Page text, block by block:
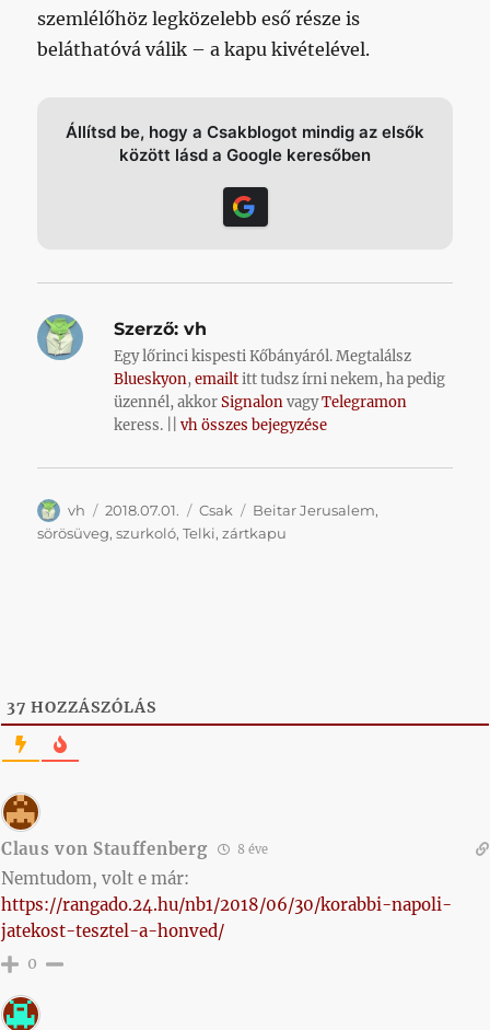
szemlélőhöz legközelebb eső része is
beláthatóvá válik – a kapu kivételével.
Állítsd be, hogy a Csakblogot mindig az elsők
között lásd a Google keresőben
Szerző: vh
Egy lőrinci kispesti Kőbányáról. Megtalálsz
Blueskyon,emailtitt tudsz írni nekem, ha pedig
üzennél, akkorSignalonvagyTelegramon
keress. ||vh összes bejegyzése
Szerző
vh Közzétéve
2018.07.01. Kategória
Csak Címke
Beitar Jerusalem,
sörösüveg,szurkoló,Telki,zártkapu
37 HOZZÁSZÓLÁS
Claus von Stauffenberg 8 éve
Nemtudom, volt e már:
https://rangado.24.hu/nb1/2018/06/30/korabbi-napoli-
jatekost-tesztel-a-honved/
0